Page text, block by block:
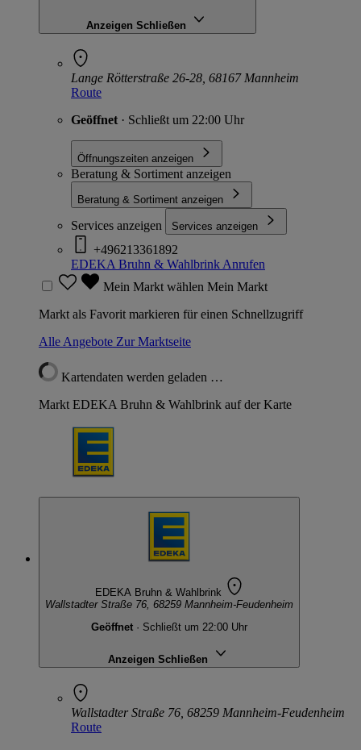
Anzeigen Schließen
Lange Rötterstraße 26-28, 68167 Mannheim
Route
Geöffnet · Schließt um 22:00 Uhr
Öffnungszeiten anzeigen
Beratung & Sortiment anzeigen
Beratung & Sortiment anzeigen
Services anzeigen Services anzeigen
+496213361892
EDEKA Bruhn & Wahlbrink Anrufen
Mein Markt wählen Mein Markt
Markt als Favorit markieren für einen Schnellzugriff
Alle Angebote Zur Marktseite
Kartendaten werden geladen …
Markt EDEKA Bruhn & Wahlbrink auf der Karte
EDEKA Bruhn & Wahlbrink
Wallstadter Straße 76, 68259 Mannheim-Feudenheim
Geöffnet · Schließt um 22:00 Uhr
Anzeigen Schließen
Wallstadter Straße 76, 68259 Mannheim-Feudenheim
Route